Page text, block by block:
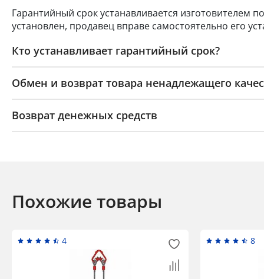
Гарантийный срок устанавливается изготовителем
установлен, продавец вправе самостоятельно его
Кто устанавливает гарантийный срок?
Обмен и возврат товара ненадлежащего
Возврат денежных средств
Похожие товары
4 8